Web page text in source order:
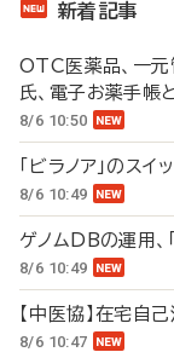
新着記事
OTC医薬品、一
氏、電子お薬手帳
8/6 10:50
「ビラノア」の
8/6 10:49
ゲノムDBの運用
8/6 10:49
【中医協】在宅自
8/6 10:47